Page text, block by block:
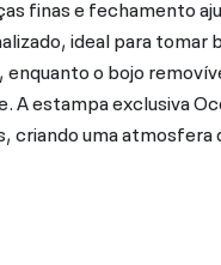
finas e fechamento
ideal para
o bojo
A estampa exclusiva
criando uma atmosfera